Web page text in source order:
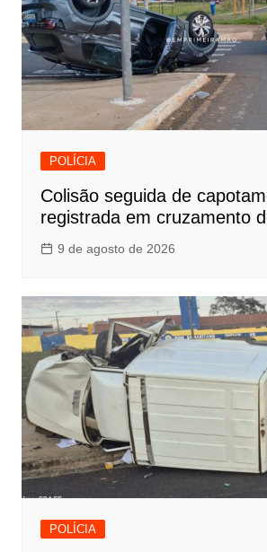
POLÍCIA
Colisão seguida de
registrada em cruzamento
9 de agosto de 2026
POLÍCIA